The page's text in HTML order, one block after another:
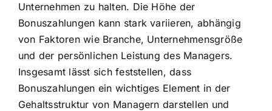
Unternehmen zu halten. Die Höhe der
Bonuszahlungen kann stark variieren, abhängig
von Faktoren wie Branche, Unternehmensgröße
und der persönlichen Leistung des Managers.
Insgesamt lässt sich feststellen, dass
Bonuszahlungen ein wichtiges Element in der
Gehaltsstruktur von Managern darstellen und